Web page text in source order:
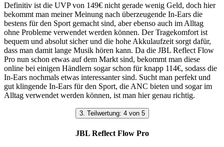
Definitiv ist die UVP von 149€ nicht gerade wenig Geld, doch hier
bekommt man meiner Meinung nach überzeugende In-Ears die
bestens für den Sport gemacht sind, aber ebenso auch im Alltag
ohne Probleme verwendet werden können. Der Tragekomfort ist
bequem und absolut sicher und die hohe Akkulaufzeit sorgt dafür,
dass man damit lange Musik hören kann. Da die JBL Reflect Flow
Pro nun schon etwas auf dem Markt sind, bekommt man diese
online bei einigen Händlern sogar schon für knapp 114€, sodass die
In-Ears nochmals etwas interessanter sind. Sucht man perfekt und
gut klingende In-Ears für den Sport, die ANC bieten und sogar im
Alltag verwendet werden können, ist man hier genau richtig.
3. Teilwertung: 4 von 5
JBL Reflect Flow Pro